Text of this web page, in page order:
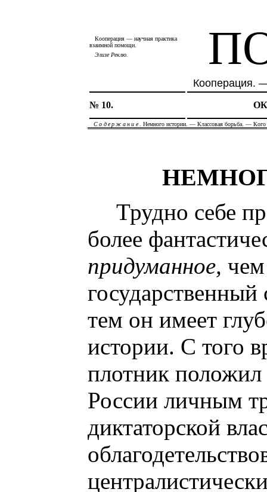
Кооперация — научная практика
взаимной помощи.
Элизе Реклю.
Кооперация.
№ 10.
Содержание . Немного истории. — Классовая борьба. — Кого
Трудно себе
более
придуманное,
тем он имеет
истории. С того
плотник
России личным
диктаторской